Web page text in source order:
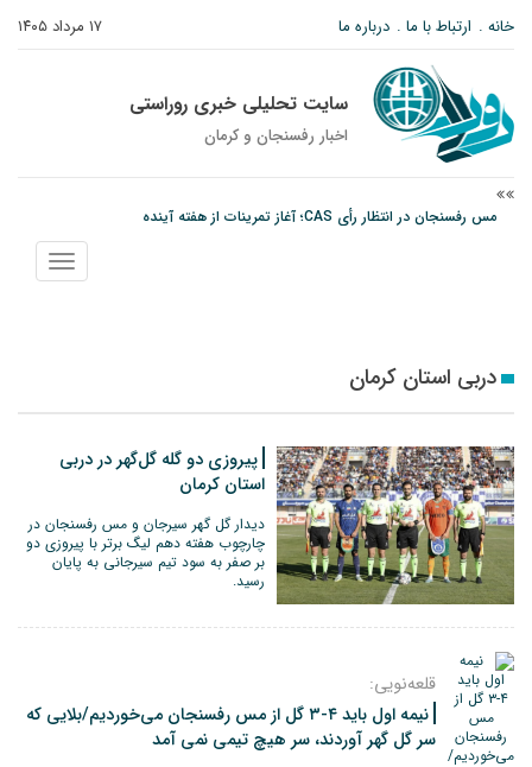
۱۷ مرداد ۱۴۰۵ خانه ارتباط با ما درباره ما
سایت تحلیلی خبری روراستی
اخبار رفسنجان و كرمان
مس رفسنجان در انتظار رأی CAS؛ آغاز تمرینات از هفته آینده
پیام رئیس کل دادگستری استان کرمان به مناسبت ۱۷ مردادماه سالروز شهادت شهید
نمایش
منو
دربی استان کرمان
پیروزی دو گله‌ گل‌گهر در دربی
استان کرمان
دیدار گل‌ گهر سیرجان و مس رفسنجان در
چارچوب هفته دهم لیگ برتر با پیروزی دو
بر صفر به سود تیم سیرجانی به پایان
رسید.
قلعه‌نویی:‌
نیمه اول باید ۴-۳ گل از مس رفسنجان می‌خوردیم/بلایی که
سر گل گهر آوردند، سر هیچ تیمی نمی آمد